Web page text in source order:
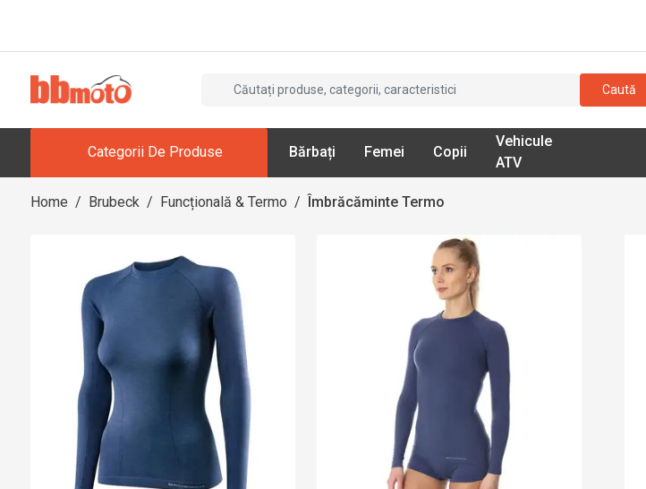
Caută
Categorii De Produse Bărbați Femei Copii
Vehicule
ATV
Home / Brubeck / Funcțională & Termo / Îmbrăcăminte Termo